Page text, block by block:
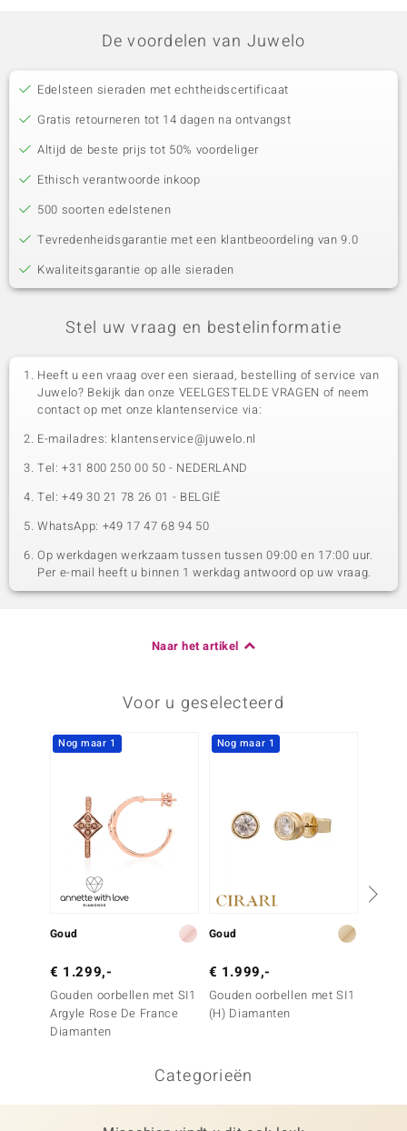
De voordelen van Juwelo
Edelsteen sieraden met echtheidscertificaat
Gratis retourneren tot 14 dagen na ontvangst
Altijd de beste prijs tot 50% voordeliger
Ethisch verantwoorde inkoop
500 soorten edelstenen
Tevredenheidsgarantie met een klantbeoordeling van 9.0
Kwaliteitsgarantie op alle sieraden
Stel uw vraag en bestelinformatie
Heeft u een vraag over een sieraad, bestelling of service van
Juwelo? Bekijk dan onze VEELGESTELDE VRAGEN of neem
contact op met onze klantenservice via:
E-mailadres: klantenservice@juwelo.nl
Tel: +31 800 250 00 50 - NEDERLAND
Tel: +49 30 21 78 26 01 - BELGIË
WhatsApp: +49 17 47 68 94 50
Op werkdagen werkzaam tussen tussen 09:00 en 17:00 uur.
Per e-mail heeft u binnen 1 werkdag antwoord op uw vraag.
Naar het artikel
Voor u geselecteerd
Nog maar 1
Goud
€ 1.299,-
Gouden oorbellen met SI1
Argyle Rose De France
Diamanten
Nog maar 1
Goud
€ 1.999,-
Gouden oorbellen met SI1
(H) Diamanten
Categorieën